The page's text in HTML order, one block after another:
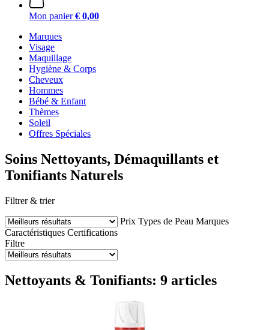
Mon panier € 0,00
Marques
Visage
Maquillage
Hygiène & Corps
Cheveux
Hommes
Bébé & Enfant
Thèmes
Soleil
Offres Spéciales
Soins Nettoyants, Démaquillants et
Tonifiants Naturels
Filtrer & trier
Prix Types de Peau Marques
Caractéristiques Certifications
Filtre
Nettoyants & Tonifiants: 9 articles